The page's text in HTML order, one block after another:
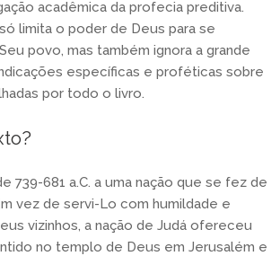
acadêmica da profecia preditiva.
limita o poder de Deus para se
povo, mas também ignora a grande
específicas e proféticas sobre
por todo o livro.
739-681 a.C. a uma nação que se fez de
vez de servi-Lo com humildade e
vizinhos, a nação de Judá ofereceu
no templo de Deus em Jerusalém e